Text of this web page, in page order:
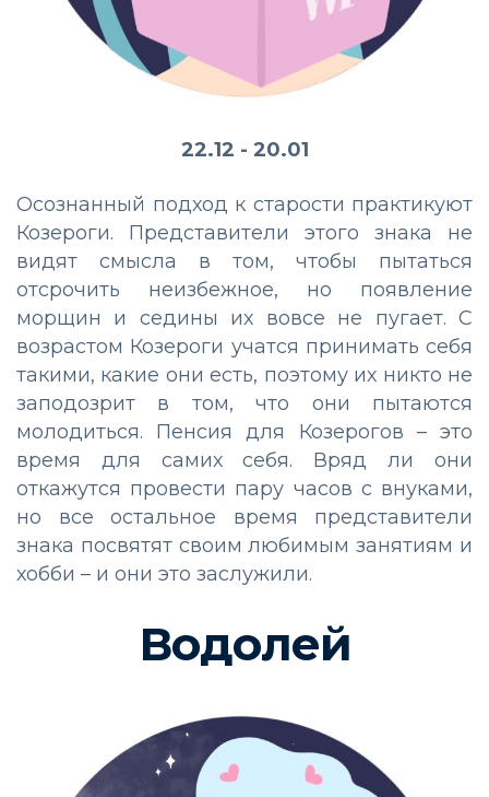
22.12 - 20.01
Осознанный подход к старости практикуют
Козероги. Представители этого знака не
видят смысла в том, чтобы пытаться
отсрочить неизбежное, но появление
морщин и седины их вовсе не пугает. С
возрастом Козероги учатся принимать себя
такими, какие они есть, поэтому их никто не
заподозрит в том, что они пытаются
молодиться. Пенсия для Козерогов – это
время для самих себя. Вряд ли они
откажутся провести пару часов с внуками,
но все остальное время представители
знака посвятят своим любимым занятиям и
хобби – и они это заслужили.
Водолей